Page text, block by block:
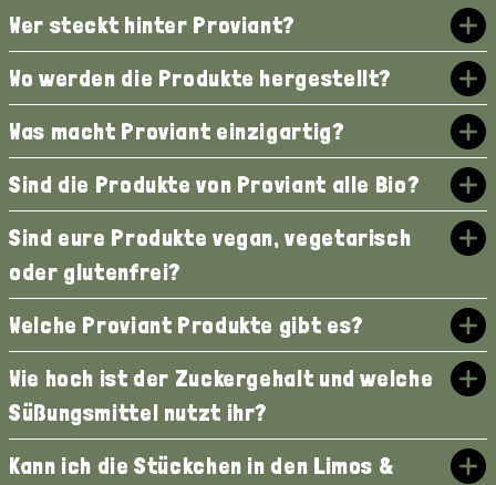
Wer steckt hinter Proviant?
Wo werden die Produkte hergestellt?
Was macht Proviant einzigartig?
Sind die Produkte von Proviant alle Bio?
Sind eure Produkte vegan, vegetarisch
oder glutenfrei?
Welche Proviant Produkte gibt es?
Wie hoch ist der Zuckergehalt und welche
Süßungsmittel nutzt ihr?
Kann ich die Stückchen in den Limos &